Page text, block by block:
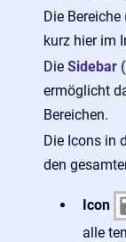
Die Bereiche
kurz hier im
Die Sidebar
ermöglicht
Bereichen.
Die Icons in
den
Icon
alle